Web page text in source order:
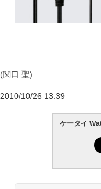
(関口 聖)
2010/10/26 13:39
ケータイ